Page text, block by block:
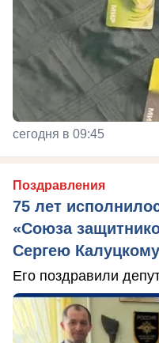
сегодня в 09:45
Поздравления
75 лет
«Союза
Сергею Калуцкому
Его поздравили